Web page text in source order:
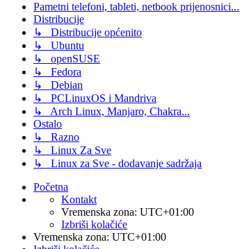
Pametni telefoni, tableti, netbook prijenosnici...
Distribucije
↳ Distribucije općenito
↳ Ubuntu
↳ openSUSE
↳ Fedora
↳ Debian
↳ PCLinuxOS i Mandriva
↳ Arch Linux, Manjaro, Chakra...
Ostalo
↳ Razno
↳ Linux Za Sve
↳ Linux za Sve - dodavanje sadržaja
Početna
Kontakt
Vremenska zona: UTC+01:00
Izbriši kolačiće
Vremenska zona: UTC+01:00